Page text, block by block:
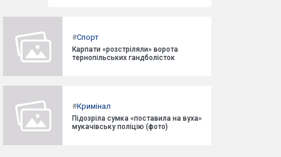
#Спорт
Карпати «розстріляли» ворота
тернопільських гандболісток
#Кримінал
Підозріла сумка «поставила на вуха»
мукачівську поліцію (фото)